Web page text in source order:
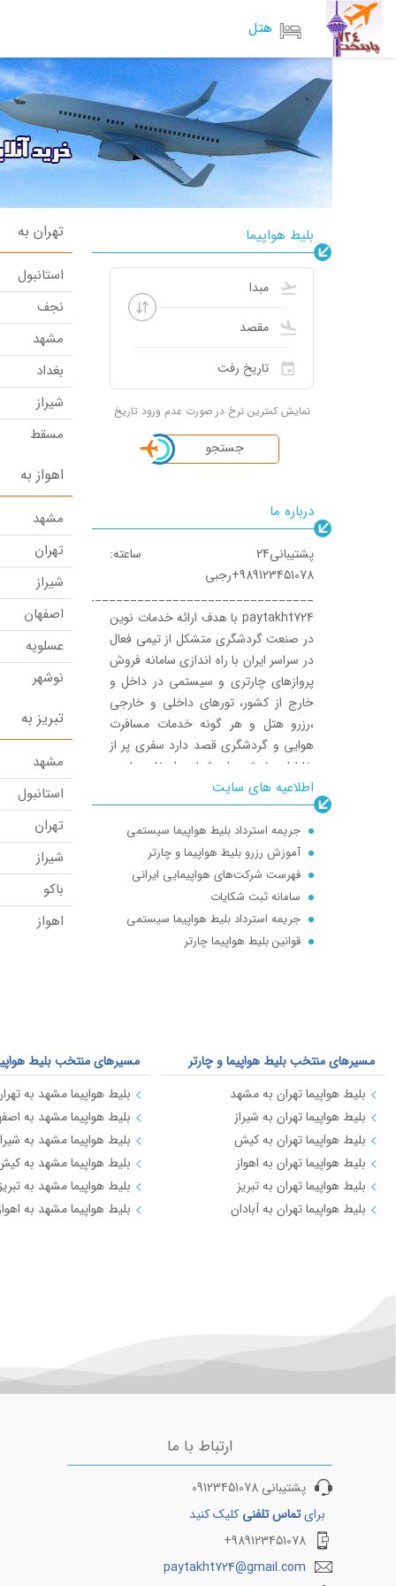
هتل
بلیط هواپیما
نمایش کمترین نرخ در صورت عدم ورود تاریخ
جستجو
درباره ما
پشتیبانی24 ساعته:
989123451078+رجبی
__________________________________
paytakht724 با هدف ارائه خدمات نوین
در صنعت گردشگری متشکل از تیمی فعال
در سراسر ایران با راه اندازی سامانه فروش
پروازهای چارتری و سیستمی در داخل و
خارج از کشور، تورهای داخلی و خارجی
،رزرو هتل و هر گونه خدمات مسافرت
هوایی و گردشگری قصد دارد سفری پر از
خاطرات خوش برای شما به ارمغان بیاورد.
کارکنان پایتخت724 بصورت شبانه روزی
همراه و پشتیبان شما عزیزان هستند . لطفا
در صورت بروز هرگونه مشکل با شماره
تلفن های اعلام شده در انتهای صفحه
تماس حاصل نمایید. علی چارتر /چارتر/
بلیت هواپیما/ بلیط ارزان قیمت/بلیط
تخفیف دار/ بلیط شیراز/بلیط کیش/بلیط
مشهد/ بلیط قشم/چارتر هواپیما/سیت
هواپیمایی کاسپین+هواپیمایی
تابان+هواپیمایی نفت+هواپیمایی فارس
ایر قشم+هواپیمایی معراج+
اطلاعیه های سایت
جریمه استرداد بلیط هواپیما سیستمی
آموزش رزرو بلیط هواپیما و چارتر
فهرست شرکت‌های هواپیمایی ایرانی
سامانه ثبت شکایات
جریمه استرداد بلیط هواپیما سیستمی
قوانین بلیط هواپیما چارتر
تهران به
استانبول
نجف
مشهد
بغداد
شیراز
مسقط
دبی
ایروان
زاهدان
تفلیس
اهواز
گوانجو
کرمان
شانگهای
ارومیه
ازمیر
تبریز
عسلویه
دوشنبه
یزد
آنکارا
اسلام آباد
اربیل(عراق)
بانکوک
باتومی
سليمانيه
اهواز به
مشهد
تهران
شیراز
اصفهان
عسلویه
نوشهر
تبریز
رشت
بندرعباس
تبریز به
مشهد
استانبول
تهران
شیراز
باکو
اهواز
مسیرهای منتخب بلیط هواپیما و چارتر
بلیط هواپیما تهران به مشهد
بلیط هواپیما تهران به شیراز
بلیط هواپیما تهران به کیش
بلیط هواپیما تهران به اهواز
بلیط هواپیما تهران به تبریز
بلیط هواپیما تهران به آبادان
مسیرهای منتخب بلیط
بلیط هواپیما مشهد به
بلیط هواپیما مشهد به
بلیط هواپیما مشهد به
بلیط هواپیما مشهد به
بلیط هواپیما مشهد به تبریز
بلیط هواپیما مشهد به
ارتباط با ما
پشتیبانی 09123451078
برایتماس تلفنی کلیک کنید
989123451078+
paytakht724@gmail.com